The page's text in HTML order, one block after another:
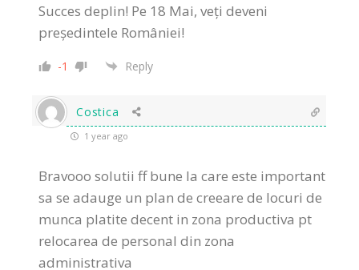
Succes deplin! Pe 18 Mai, veți deveni
președintele României!
-1 Reply
Costica
1 year ago
Bravooo solutii ff bune la care este important
sa se adauge un plan de creeare de locuri de
munca platite decent in zona productiva pt
relocarea de personal din zona
administrativa